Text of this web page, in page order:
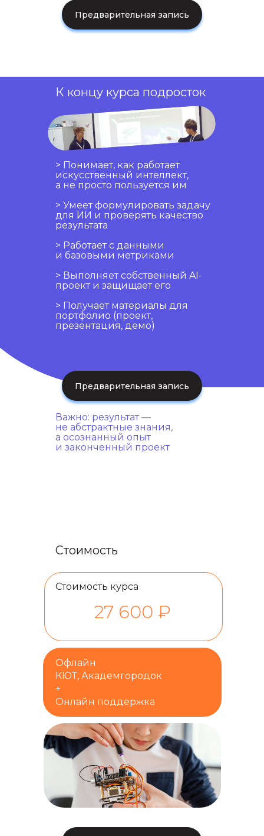
Предварительная запись
Важно: результат —
не абстрактные знания,
а осознанный опыт
и законченный проект
> Понимает, как работает
искусственный интеллект,
а не просто пользуется им
> Умеет формулировать задачу
для ИИ и проверять качество
результата
> Работает с данными
и базовыми метриками
> Выполняет собственный AI-
проект и защищает его
> Получает материалы для
портфолио (проект,
презентация, демо)
К концу курса подросток
Предварительная запись
Стоимость курса
27 600 ₽
Стоимость
Офлайн
КЮТ, Академгородок
+
Онлайн поддержка